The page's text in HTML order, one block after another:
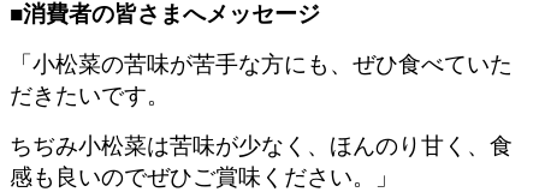
■消費者の皆さまへメッセージ
「小松菜の苦味が苦手な方にも、ぜひ食べていた
だきたいです。
ちぢみ小松菜は苦味が少なく、ほんのり甘く、食
感も良いのでぜひご賞味ください。」